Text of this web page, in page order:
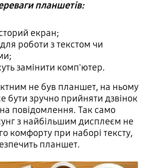
планшетів:
екран;
роботи з текстом чи
замінити комп'ютер.
не був планшет, на ньому
бути зручно прийняти дзвінок
повідомлення. Так само
з найбільшим дисплеєм не
комфорту при наборі тексту,
планшет.